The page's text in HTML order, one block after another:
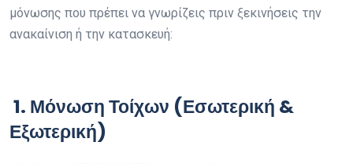
μόνωσης που πρέπει να γνωρίζεις πριν ξεκινήσεις την
ανακαίνιση ή την κατασκευή:
1. Μόνωση Τοίχων (Εσωτερική &
Εξωτερική)